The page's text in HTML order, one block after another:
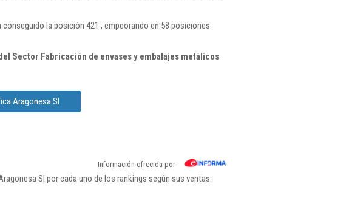
la posición 421 , empeorando en 58 posiciones
Sector Fabricación de envases y embalajes metálicos
Aragonesa Sl
Información ofrecida por
Sl por cada uno de los rankings según sus ventas: